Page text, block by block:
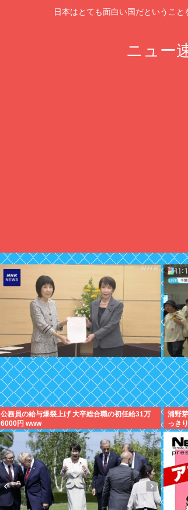
日本はとても面白い国だというこ
ニュー
公務員の給与爆裂上げ 大卒総合職の初任給31万
6000円 www
浦野
っき